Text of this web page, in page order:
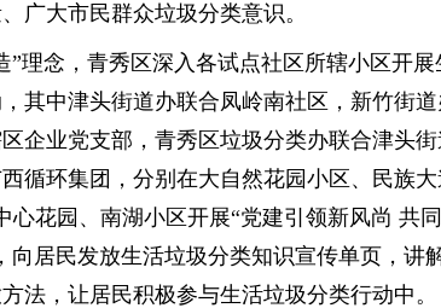
广大市民群众垃圾分类意识。
”理念，青秀区深入各试点社区所辖小区开展
其中津头街道办联合凤岭南社区，新竹街
企业党支部，青秀区垃圾分类办联合津头街
循环集团，分别在大自然花园小区、民族大
心花园、南湖小区开展“党建引领新风尚 共
向居民发放生活垃圾分类知识宣传单页，讲
法，让居民积极参与生活垃圾分类行动中。